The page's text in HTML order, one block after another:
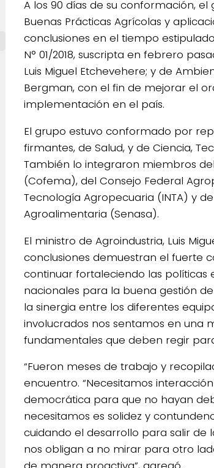
A los 90 días de su conformación,
Buenas Prácticas Agrícolas y
conclusiones en el tiempo
N° 01/2018, suscripta en febrero
Luis Miguel Etchevehere; y de
Bergman, con el fin de mejorar el
implementación en el país.
El grupo estuvo conformado por
firmantes, de Salud, y de Ciencia,
También lo integraron miembros
(Cofema), del Consejo Federal
Tecnología Agropecuaria (INTA) y
Agroalimentaria (Senasa).
El ministro de Agroindustria, Luis
conclusiones demuestran el fuerte
continuar fortaleciendo las políticas
nacionales para la buena gestión
la sinergia entre los diferentes
involucrados nos sentamos en una
fundamentales que deben regir
“Fueron meses de trabajo y
encuentro. “Necesitamos
democrática para que no hayan
necesitamos es solidez y
cuidando el desarrollo para salir de
nos obligan a no mirar para otro